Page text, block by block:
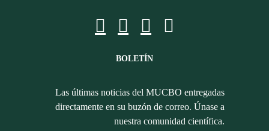
BOLETÍN
Las últimas noticias del MUCBO entregadas
directamente en su buzón de correo. Únase a
nuestra comunidad científica.